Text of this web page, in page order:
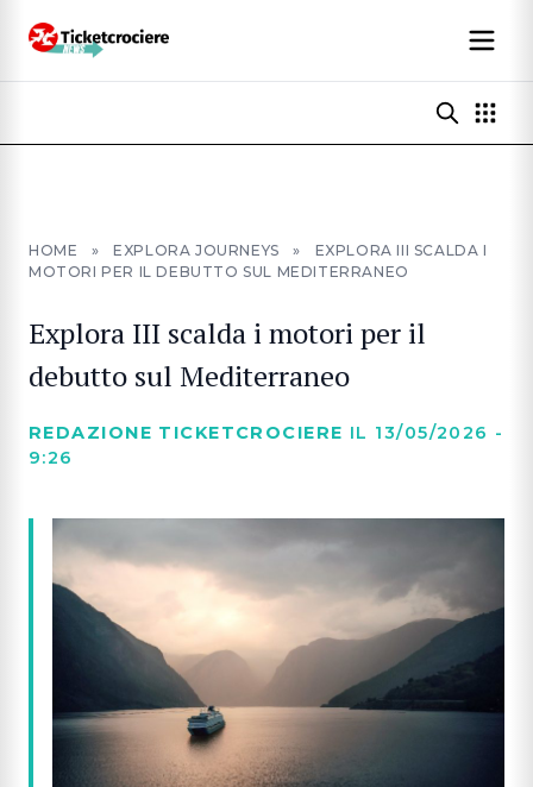
HOME » EXPLORA JOURNEYS »
EXPLORA III SCALDA I
MOTORI PER IL DEBUTTO SUL MEDITERRANEO
Explora III scalda i motori per il
debutto sul Mediterraneo
REDAZIONE TICKETCROCIERE IL 13/05/2026 -
9:26